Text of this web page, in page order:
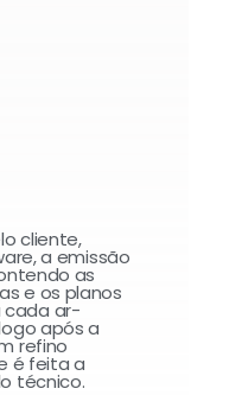
cliente,
a emissão
as
e os planos
cada ar-
após a
refino
é feita a
técnico.